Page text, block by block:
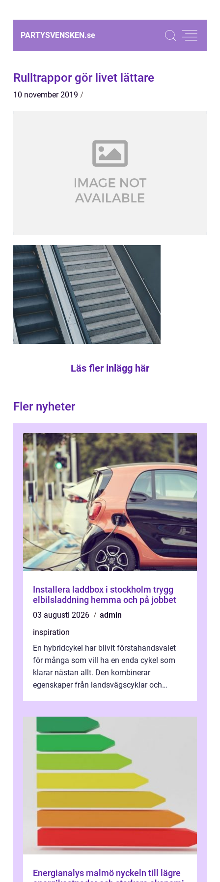
PARTYSVENSKEN.se
Rulltrappor gör livet lättare
10 november 2019
Läs fler inlägg här
Fler nyheter
Installera laddbox i stockholm trygg
elbilsladdning hemma och på jobbet
03 augusti 2026
admin
inspiration
En hybridcykel har blivit förstahandsvalet
för många som vill ha en enda cykel som
klarar nästan allt. Den kombinerar
egenskaper från landsvägscyklar och
Energianalys malmö nyckeln till lägre